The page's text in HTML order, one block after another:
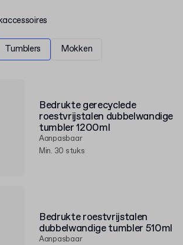
met logo
Tumblers Mokken
Bedrukte gerecyclede
roestvrijstalen dubbelwandige
tumbler 1200ml
Aanpasbaar
Min. 30 stuks
Bedrukte roestvrijstalen
dubbelwandige tumbler 510ml
Aanpasbaar